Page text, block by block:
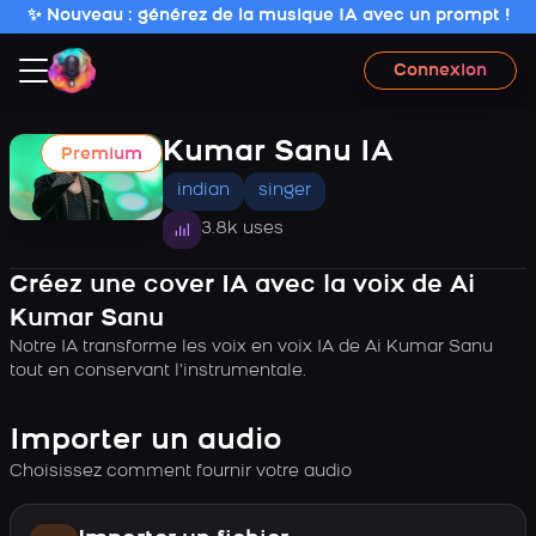
✨ Nouveau : générez de la musique IA avec un prompt !
Connexion
Premium Kumar Sanu IA
indian singer
3.8k uses
Créez une cover IA avec la voix de Ai
Kumar Sanu
Notre IA transforme les voix en voix IA de Ai Kumar Sanu
tout en conservant l’instrumentale.
Importer un audio
Choisissez comment fournir votre audio